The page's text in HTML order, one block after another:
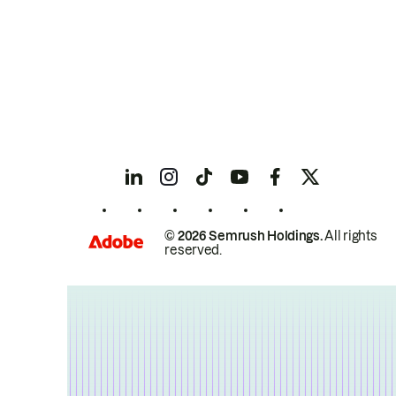
© 2026 Semrush Holdings.All rights
reserved.